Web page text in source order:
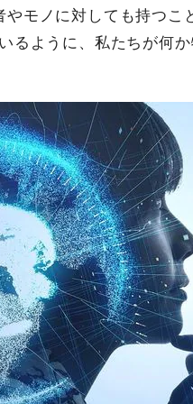
モノに対しても持つこ
るように、私たちが何